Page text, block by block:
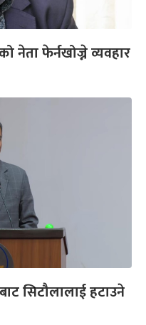
नेता फेर्नखोज्ने व्यवहार
सिटौलालाई हटाउने